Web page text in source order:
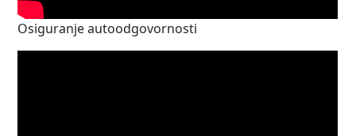
Osiguranje autoodgovornosti